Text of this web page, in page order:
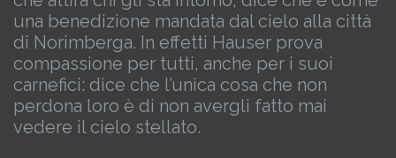
una benedizione mandata dal cielo alla città
di Norimberga. In effetti Hauser prova
compassione per tutti, anche per i suoi
carnefici: dice che l’unica cosa che non
perdona loro è di non avergli fatto mai
vedere il cielo stellato.